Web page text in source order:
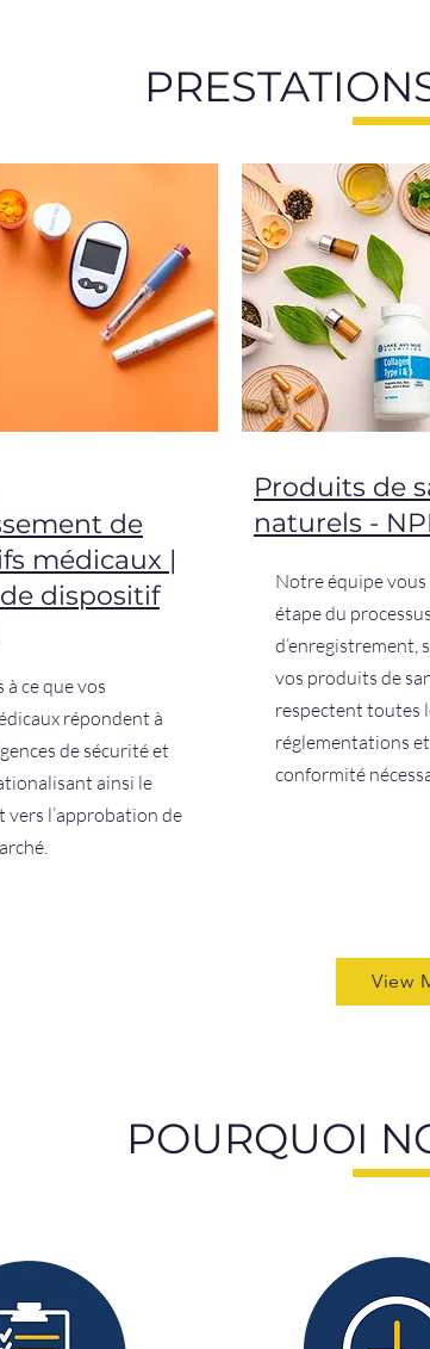
de
médicaux |
dispositif
ce que vos
répondent à
de sécurité et
ainsi le
vers l’approbation de
Produits de
naturels -
Notre équipe
étape du processus
d’enregistrement,
vos produits de
respectent toutes
réglementations
conformité
View
POURQUOI